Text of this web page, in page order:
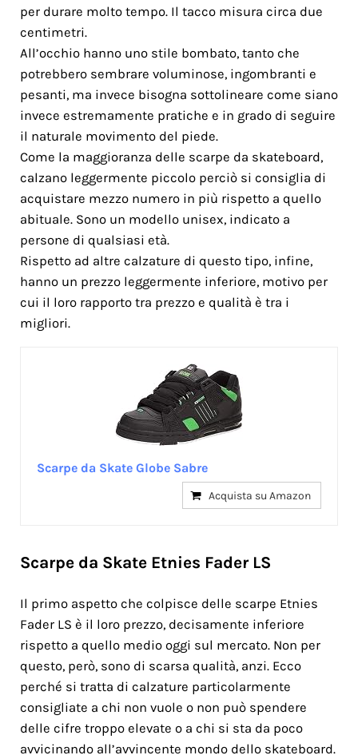
per durare molto tempo. Il tacco misura circa due
centimetri.
All’occhio hanno uno stile bombato, tanto che
potrebbero sembrare voluminose, ingombranti e
pesanti, ma invece bisogna sottolineare come siano
invece estremamente pratiche e in grado di seguire
il naturale movimento del piede.
Come la maggioranza delle scarpe da skateboard,
calzano leggermente piccolo perciò si consiglia di
acquistare mezzo numero in più rispetto a quello
abituale. Sono un modello unisex, indicato a
persone di qualsiasi età.
Rispetto ad altre calzature di questo tipo, infine,
hanno un prezzo leggermente inferiore, motivo per
cui il loro rapporto tra prezzo e qualità è tra i
migliori.
Scarpe da Skate Globe Sabre
Acquista su Amazon
Scarpe da Skate Etnies Fader LS
Il primo aspetto che colpisce delle scarpe Etnies
Fader LS è il loro prezzo, decisamente inferiore
rispetto a quello medio oggi sul mercato. Non per
questo, però, sono di scarsa qualità, anzi. Ecco
perché si tratta di calzature particolarmente
consigliate a chi non vuole o non può spendere
delle cifre troppo elevate o a chi si sta da poco
avvicinando all’avvincente mondo dello skateboard.